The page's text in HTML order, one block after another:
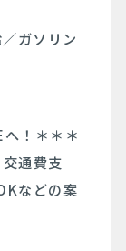
ガソリン
！＊＊＊
通費支
などの案